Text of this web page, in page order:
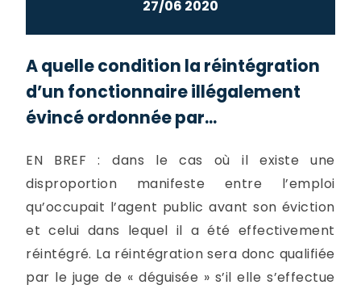
27/06 2020
A quelle condition la réintégration
d’un fonctionnaire illégalement
évincé ordonnée par...
EN BREF : dans le cas où il existe une
disproportion manifeste entre l’emploi
qu’occupait l’agent public avant son éviction
et celui dans lequel il a été effectivement
réintégré. La réintégration sera donc qualifiée
par le juge de « déguisée » s’il elle s’effectue